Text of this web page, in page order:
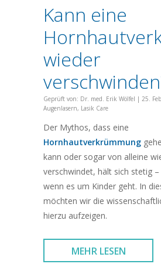
Kann eine
wieder
Geprüft von: Dr. med. Erik Wölfel | 25.
Augenlasern, Lasik Care
Der Mythos, dass eine
Hornhautverkrümmung
kann oder sogar von alleine
verschwindet, hält sich stetig
wenn es um Kinder geht. In
möchten wir die
hierzu aufzeigen.
MEHR LESEN